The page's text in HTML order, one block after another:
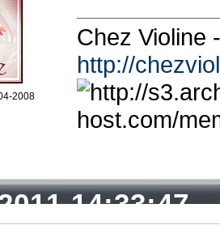
2008
Chez Violine
http://
14:33:47